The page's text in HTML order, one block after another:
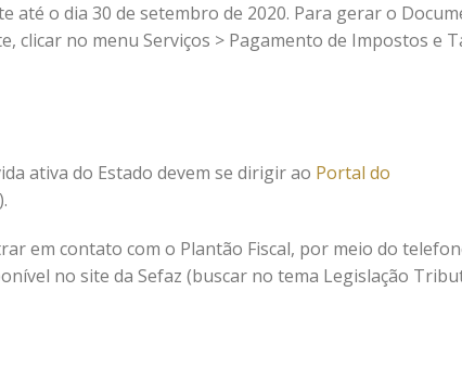
até o dia 30 de setembro de 2020. Para gerar o
clicar no menu Serviços > Pagamento de Impostos e
ativa do Estado devem se dirigir ao Portal do
em contato com o Plantão Fiscal, por meio do
no site da Sefaz (buscar no tema Legislação